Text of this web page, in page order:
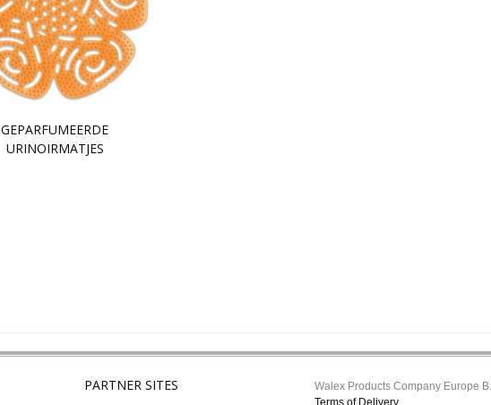
GEPARFUMEERDE
URINOIRMATJES
PARTNER SITES
Walex Products Company Europe
Terms of Delivery